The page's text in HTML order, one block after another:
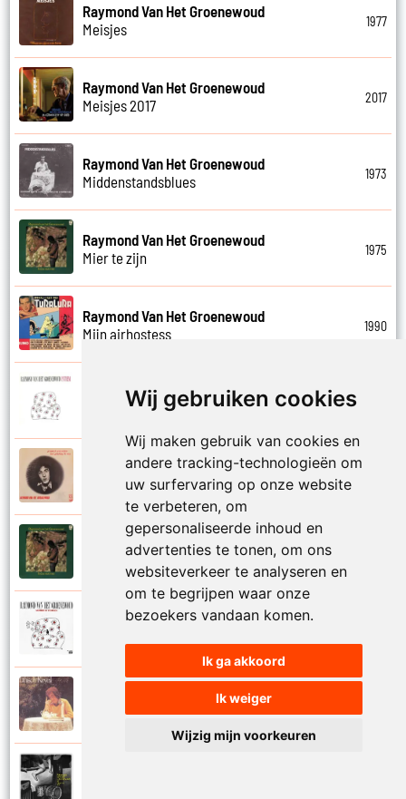
Wij gebruiken cookies
Wij maken gebruik van cookies en
andere tracking-technologieën om
uw surfervaring op onze website
te verbeteren, om
gepersonaliseerde inhoud en
advertenties te tonen, om ons
websiteverkeer te analyseren en
om te begrijpen waar onze
bezoekers vandaan komen.
Ik ga akkoord
Ik weiger
Wijzig mijn voorkeuren
Raymond Van Het Groenewoud
Meisjes
1977
Raymond Van Het Groenewoud
Meisjes 2017
2017
Raymond Van Het Groenewoud
Middenstandsblues
1973
Raymond Van Het Groenewoud
Mier te zijn
1975
Raymond Van Het Groenewoud
Mijn airhostess
1990
Raymond Van Het Groenewoud
Mijn leven lang
Raymond Van Het Groenewoud
Mijn lieve schatje
Raymond Van Het Groenewoud
Mijn schoolgaande jeugd
Raymond Van Het Groenewoud
Raymond Van Het Groenewoud
Moeder